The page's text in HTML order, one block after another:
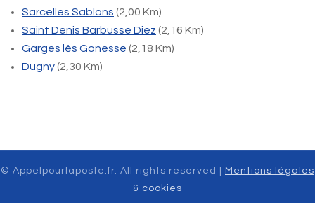
Sarcelles Sablons (2,00 Km)
Saint Denis Barbusse Diez (2,16 Km)
Garges lès Gonesse (2,18 Km)
Dugny(2,30 Km)
© Appelpourlaposte.fr. All rights reserved |
Mentions légales
& cookies